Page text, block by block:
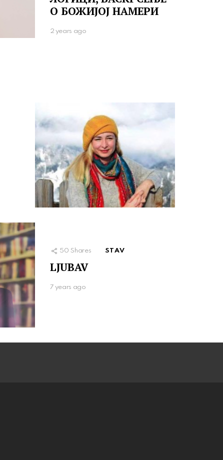
О БОЖИЈОЈ НАМЕРИ
2 years ago
50 Shares STAV
LJUBAV
7 years ago